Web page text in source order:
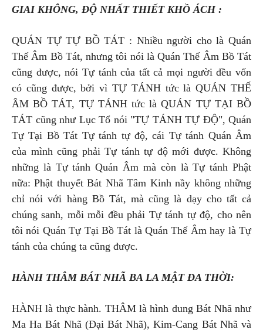
GIAI KHÔNG, ĐỘ NHẤT THIẾT KHỒ ÁCH :
QUÁN TỰ TỰ BỒ TÁT : Nhiều người cho là Quán
Thế Âm Bồ Tát, nhưng tôi nói là Quán Thế Âm Bồ Tát
cũng được, nói Tự tánh của tất cả mọi người đều vốn
có cũng được, bởi vì TỰ TÁNH tức là QUÁN THẾ
ÂM BỒ TÁT, TỰ TÁNH tức là QUÁN TỰ TẠI BỒ
TÁT cũng như Lục Tổ nói "TỰ TÁNH TỰ ĐỘ", Quán
Tự Tại Bồ Tát Tự tánh tự độ, cái Tự tánh Quán Âm
của mình cũng phải Tự tánh tự độ mới được. Không
những là Tự tánh Quán Âm mà còn là Tự tánh Phật
nữa: Phật thuyết Bát Nhã Tâm Kinh nầy không những
chỉ nói với hàng Bồ Tát, mà cũng là dạy cho tất cả
chúng sanh, mỗi mỗi đều phải Tự tánh tự độ, cho nên
tôi nói Quán Tự Tại Bồ Tát là Quán Thế Âm hay là Tự
tánh của chúng ta cũng được.
HÀNH THÂM BÁT NHÃ BA LA MẬT ĐA THỜI:
HÀNH là thực hành. THÂM là hình dung Bát Nhã như
Ma Ha Bát Nhã (Đại Bát Nhã), Kim-Cang Bát Nhã và